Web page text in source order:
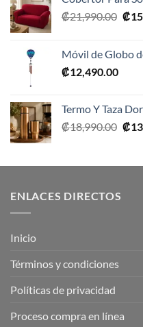
₡21,990.00 El
era:
₡
Móvil de Globo
₡12,490.00
Termo Y Taza
₡18,990.00 El
era:
₡
ENLACES DIRECTOS
Inicio
Términos y condiciones
Políticas de privacidad
Proceso compra en línea